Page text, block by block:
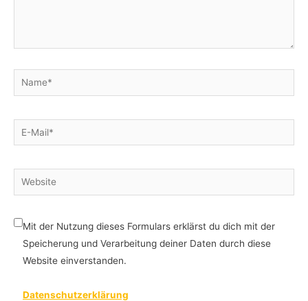
Name*
E-
Mail*
Website
Mit der Nutzung dieses Formulars erklärst du dich mit der
Speicherung und Verarbeitung deiner Daten durch diese
Website einverstanden.
Datenschutzerklärung